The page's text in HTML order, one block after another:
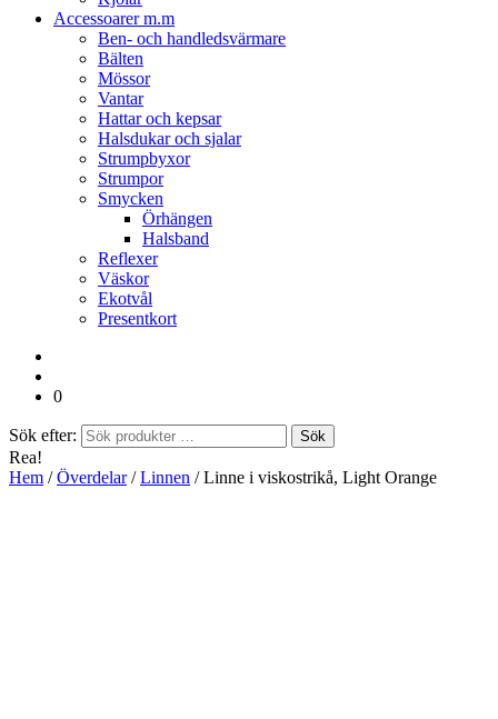
Accessoarer m.m
Ben- och handledsvärmare
Bälten
Mössor
Vantar
Hattar och kepsar
Halsdukar och sjalar
Strumpbyxor
Strumpor
Smycken
Örhängen
Halsband
Reflexer
Väskor
Ekotvål
Presentkort
0
Sök efter: Sök
Rea!
Hem /Överdelar/Linnen / Linne i viskostrikå, Light Orange